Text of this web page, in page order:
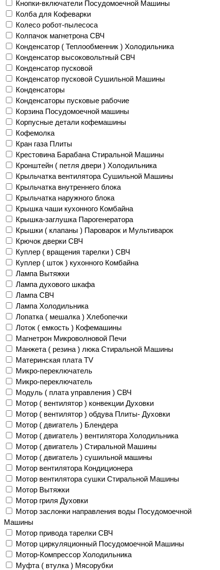
Кнопки-включатели Посудомоечной Машины
Колба для Кофеварки
Колесо робот-пылесоса
Колпачок магнетрона СВЧ
Конденсатор ( Теплообменник ) Холодильника
Конденсатор высоковольтный СВЧ
Конденсатор пусковой
Конденсатор пусковой Сушильной Машины
Конденсаторы
Конденсаторы пусковые рабочие
Корзина Посудомоечной машины
Корпусные детали кофемашины
Кофемолка
Кран газа Плиты
Крестовина Барабана Стиральной Машины
Кронштейн ( петля двери ) Холодильника
Крыльчатка вентилятора Сушильной Машины
Крыльчатка внутреннего блока
Крыльчатка наружного блока
Крышка чаши кухонного Комбайна
Крышка-заглушка Парогенератора
Крышки ( клапаны ) Пароварок и Мультиварок
Крючок дверки СВЧ
Куплер ( вращения тарелки ) СВЧ
Куплер ( шток ) кухонного Комбайна
Лампа Вытяжки
Лампа духового шкафа
Лампа СВЧ
Лампа Холодильника
Лопатка ( мешалка ) Хлебопечки
Лоток ( емкость ) Кофемашины
Магнетрон Микроволновой Печи
Манжета ( резина ) люка Стиральной Машины
Материнская плата TV
Микро-переключатель
Микро-переключатель
Модуль ( плата управления ) СВЧ
Мотор ( вентилятор ) конвекции Духовки
Мотор ( вентилятор ) обдува Плиты- Духовки
Мотор ( двигатель ) Блендера
Мотор ( двигатель ) вентилятора Холодильника
Мотор ( двигатель ) Стиральной Машины
Мотор ( двигатель ) сушильной машины
Мотор вентилятора Кондиционера
Мотор вентилятора сушки Стиральной Машины
Мотор Вытяжки
Мотор гриля Духовки
Мотор заслонки направления воды Посудомоечной
Машины
Мотор привода тарелки СВЧ
Мотор циркуляционный Посудомоечной Машины
Мотор-Компрессор Холодильника
Муфта ( втулка ) Мясорубки